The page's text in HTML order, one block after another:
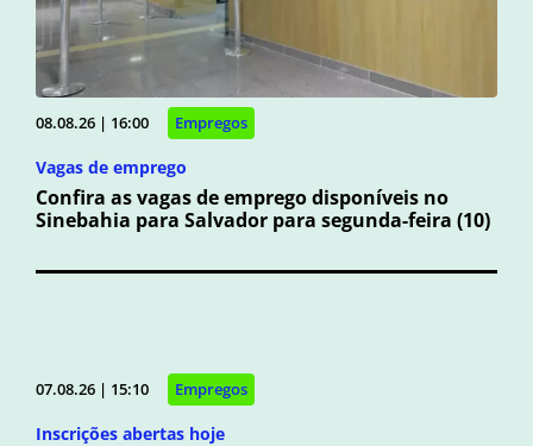
08.08.26 | 16:00 Empregos
Vagas de emprego
Confira as vagas de emprego disponíveis no
Sinebahia para Salvador para segunda-feira (10)
07.08.26 | 15:10 Empregos
Inscrições abertas hoje